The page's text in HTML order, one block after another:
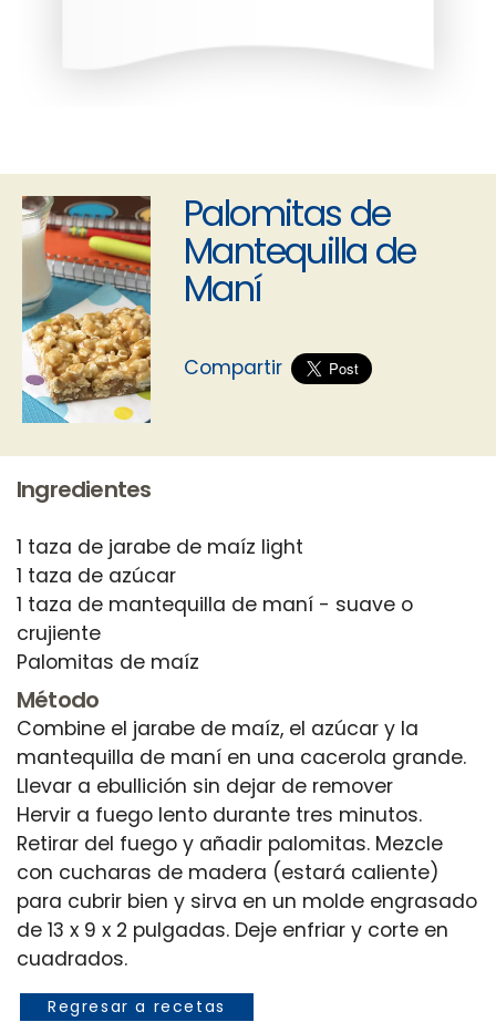
Palomitas de
Mantequilla de
Maní
Compartir
Ingredientes
1 taza de jarabe de maíz light
1 taza de azúcar
1 taza de mantequilla de maní - suave o
crujiente
Método
Combine el jarabe de maíz, el azúcar y la
mantequilla de maní en una cacerola grande.
Llevar a ebullición sin dejar de remover
Hervir a fuego lento durante tres minutos.
Retirar del fuego y añadir palomitas. Mezcle
con cucharas de madera (estará caliente)
para cubrir bien y sirva en un molde engrasado
de 13 x 9 x 2 pulgadas. Deje enfriar y corte en
Regresar a recetas